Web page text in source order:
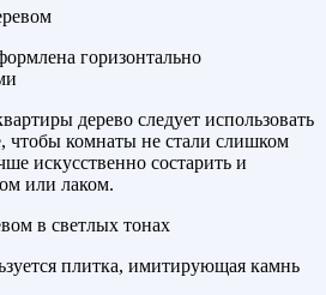
горизонтально
дерево следует использовать
чтобы комнаты не стали слишком
искусственно состарить и
или лаком.
плитка, имитирующая камнь